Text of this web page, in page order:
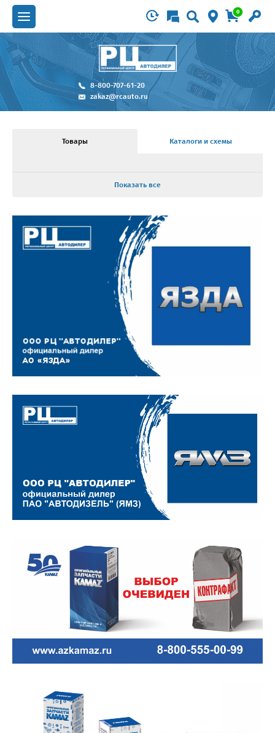
0
8-800-707-61-20
zakaz@rcauto.ru
Товары Каталоги и схемы
Показать все